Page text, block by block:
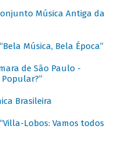
Música Antiga da
Música, Bela Época”
de São Paulo -
Brasileira
Lobos: Vamos todos